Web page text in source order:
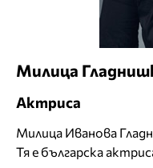
Милица
Актриса
Милица Иванова
Тя е българска